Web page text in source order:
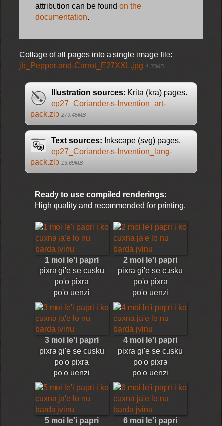
attribution can be found on the
documentation.
Collage of all pages into a single image file:
jb_Pepper-and-Carrot_E27XXL.jpg 4.35MB
Illustration sources: Krita (kra) pages.
ep27_Coriander-s-Invention_art-
pack.zip 279.45MB
Text sources: Inkscape (svg) pages.
ep27_Coriander-s-Invention_lang-
pack.zip 13.69MB
Ready to use compiled renderings:
High quality and recommended for printing.
1 moi le'i papri
pixra gi'e se cusku
po'o pixra
po'o uenzi
2 moi le'i papri
pixra gi'e se cusku
po'o pixra
po'o uenzi
3 moi le'i papri
pixra gi'e se cusku
po'o pixra
po'o uenzi
4 moi le'i papri
pixra gi'e se cusku
po'o pixra
po'o uenzi
5 moi le'i papri
6 moi le'i papri